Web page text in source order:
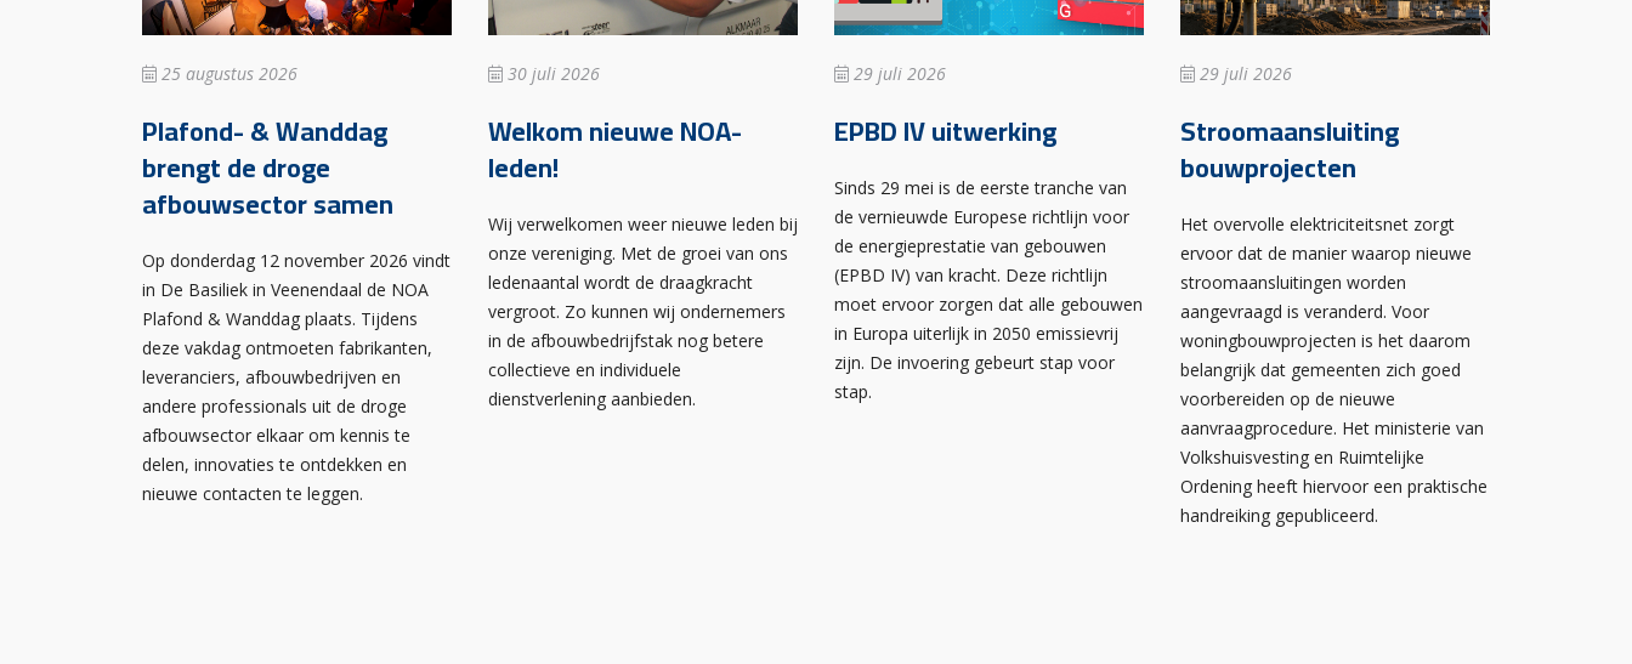
25 augustus 2026
Plafond- & Wanddag
brengt de droge
afbouwsector samen
Op donderdag 12 november 2026 vindt
in De Basiliek in Veenendaal de NOA
Plafond & Wanddag plaats. Tijdens
deze vakdag ontmoeten fabrikanten,
leveranciers, afbouwbedrijven en
andere professionals uit de droge
afbouwsector elkaar om kennis te
delen, innovaties te ontdekken en
nieuwe contacten te leggen.
30 juli 2026
Welkom nieuwe NOA-
leden!
Wij verwelkomen weer nieuwe leden bij
onze vereniging. Met de groei van ons
ledenaantal wordt de draagkracht
vergroot. Zo kunnen wij ondernemers
in de afbouwbedrijfstak nog betere
collectieve en individuele
dienstverlening aanbieden.
29 juli 2026
EPBD IV uitwerking
Sinds 29 mei is de eerste tranche van
de vernieuwde Europese richtlijn voor
de energieprestatie van gebouwen
(EPBD IV) van kracht. Deze richtlijn
moet ervoor zorgen dat alle gebouwen
in Europa uiterlijk in 2050 emissievrij
zijn. De invoering gebeurt stap voor
stap.
29 juli 2026
Stroomaansluiting
bouwprojecten
Het overvolle elektriciteitsnet zorgt
ervoor dat de manier waarop nieuwe
stroomaansluitingen worden
aangevraagd is veranderd. Voor
woningbouwprojecten is het daarom
belangrijk dat gemeenten zich goed
voorbereiden op de nieuwe
aanvraagprocedure. Het ministerie van
Volkshuisvesting en Ruimtelijke
Ordening heeft hiervoor een praktische
handreiking gepubliceerd.